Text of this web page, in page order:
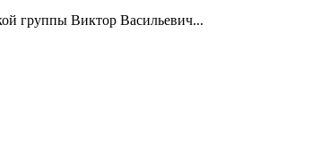
группы Виктор Васильевич...